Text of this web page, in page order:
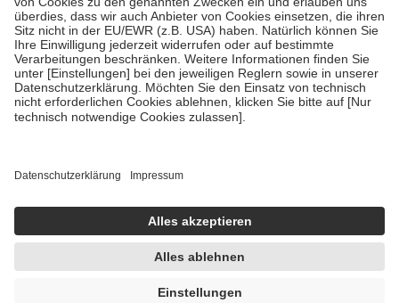
• Kindern und Jugendlichen bis zum vollendeten 18. Lebensjahr
mit Ausnahme der Fahrkosten
• Untersuchungen zur Vorsorge und Früherkennung, die von der
GKV getragen werden
• empfohlenen Schutzimpfungen
• Harn- und Blutteststreifen
getroffen, um sicherzustellen, dass es sich um echte Bewertungen
https://help.etrusted.com/hc/de/articles/4419944605341
Einige Bilder und Inhalte wurden unter Zuhilfenahme künstlicher